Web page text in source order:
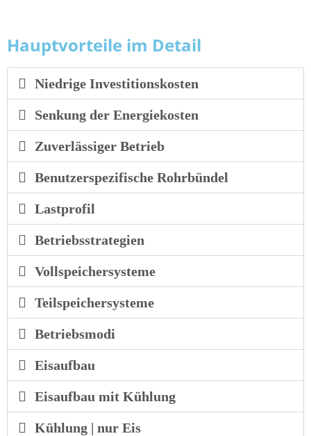
Hauptvorteile im Detail
Niedrige Investitionskosten
Senkung der Energiekosten
Zuverlässiger Betrieb
Benutzerspezifische Rohrbündel
Lastprofil
Betriebsstrategien
Vollspeichersysteme
Teilspeichersysteme
Betriebsmodi
Eisaufbau
Eisaufbau mit Kühlung
Kühlung | nur Eis